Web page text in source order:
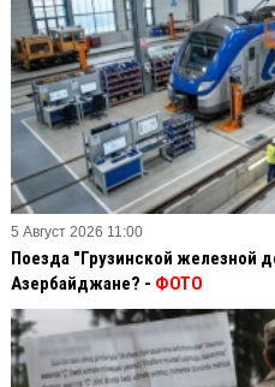
5 Август 2026 11:00
Поезда "Грузинской железной
Азербайджане? - ФОТО